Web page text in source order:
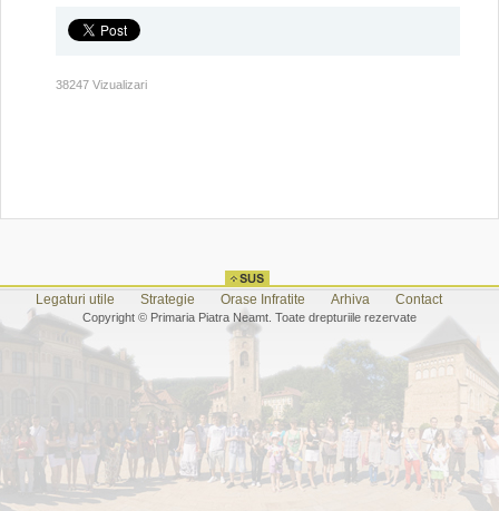
38247 Vizualizari
Legaturi utile Strategie Orase Infratite Arhiva Contact
Copyright © Primaria Piatra Neamt. Toate drepturiile rezervate